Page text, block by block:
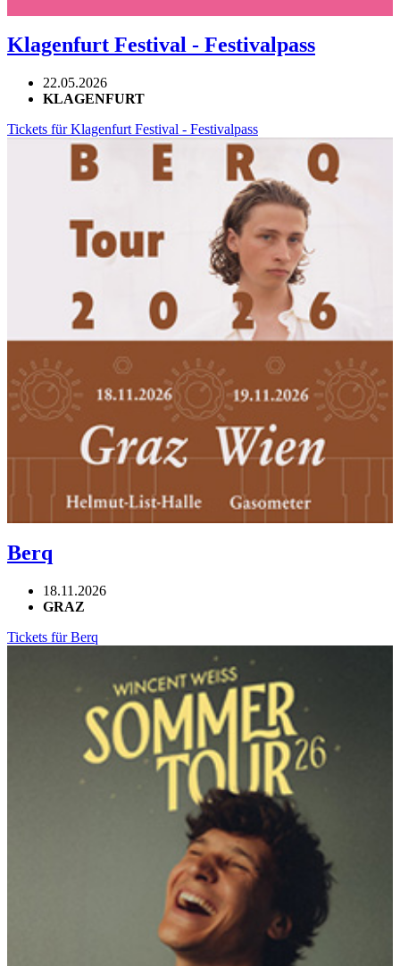
Klagenfurt Festival - Festivalpass
22.05.2026
KLAGENFURT
Tickets für Klagenfurt Festival - Festivalpass
Berq
18.11.2026
GRAZ
Tickets für Berq